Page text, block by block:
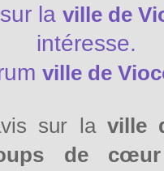
la ville de
intéresse.
ville de
sur la ville
de cœur